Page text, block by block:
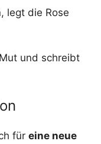
legt die Rose
und schreibt
für eine neue